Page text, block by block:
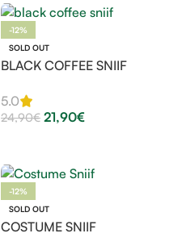
-12%
SOLD OUT
BLACK COFFEE SNIIF
5.0
24,90€ 21,90€
-12%
SOLD OUT
COSTUME SNIIF